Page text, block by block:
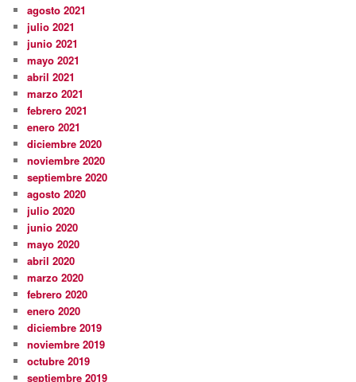
agosto 2021
julio 2021
junio 2021
mayo 2021
abril 2021
marzo 2021
febrero 2021
enero 2021
diciembre 2020
noviembre 2020
septiembre 2020
agosto 2020
julio 2020
junio 2020
mayo 2020
abril 2020
marzo 2020
febrero 2020
enero 2020
diciembre 2019
noviembre 2019
octubre 2019
septiembre 2019